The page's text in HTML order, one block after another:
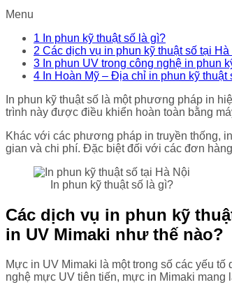
Menu
1 In phun kỹ thuật số là gì?
2 Các dịch vụ in phun kỹ thuật số tại
3 In phun UV trong công nghệ in phun
4 In Hoàn Mỹ – Địa chỉ in phun kỹ thuật
In phun kỹ thuật số là một phương pháp in
trình này được điều khiển hoàn toàn bằng
Khác với các phương pháp in truyền thống,
gian và chi phí. Đặc biệt đối với các đơn
In phun kỹ thuật số là gì?
Các dịch vụ in phun kỹ
in UV Mimaki như thế nào?
Mực in UV Mimaki là một trong số các yếu tố
nghệ mực UV tiên tiến, mực in Mimaki